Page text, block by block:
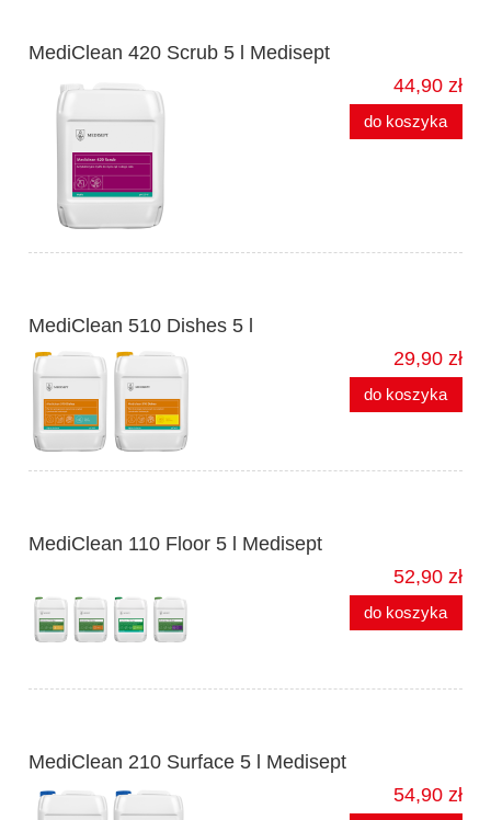
MediClean 420 Scrub 5 l Medisept
44,90 zł
do koszyka
MediClean 510 Dishes 5 l
29,90 zł
do koszyka
MediClean 110 Floor 5 l Medisept
52,90 zł
do koszyka
MediClean 210 Surface 5 l Medisept
54,90 zł